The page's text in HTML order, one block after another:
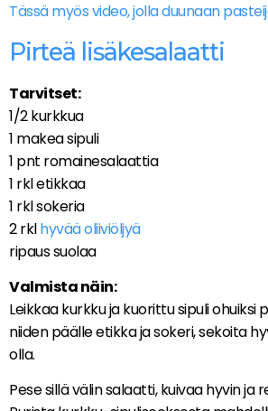
Tässä myös video, jolla duunaan
Pirteä lisäkesalaatti
Tarvitset:
1/2 kurkkua
1 makea sipuli
1 pnt romainesalaattia
1 rkl etikkaa
1 rkl sokeria
2 rklhyvää oliiviöljyä
ripaus suolaa
Valmista näin:
Leikkaa kurkku ja kuorittu sipuli ohuiksi
niiden päälle etikka ja sokeri, sekoita
olla.
Pese sillä välin salaatti, kuivaa hyvin ja